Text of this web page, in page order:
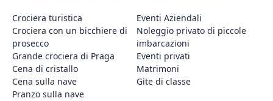
Crociera turistica
Crociera con un bicchiere di
prosecco
Grande crociera di Praga
Cena di cristallo
Cena sulla nave
Pranzo sulla nave
Eventi Aziendali
Noleggio privato di piccole
imbarcazioni
Eventi privati
Matrimoni
Gite di classe